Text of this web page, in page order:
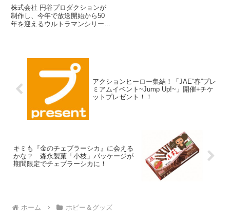
十勇士』誕生！コラボ第一
弾・スマートフォンゲーム
「戦国炎舞 -KIZNA-」参戦
株式会社 円谷プロダクションが
制作し、今年で放送開始から50
年を迎えるウルトラマンシリーズ
ツ「ウルトラ十勇士」が誕生致し
アクションヒーロー集結！「JAE“春”プレ
ミアムイベント~Jump Up!~」開催+チケ
ットプレゼント！！
キミも『金のチェブラーシカ』に会える
かな？ 森永製菓「小枝」パッケージが
期間限定でチェブラーシカに！
ホーム ホビー＆グッズ